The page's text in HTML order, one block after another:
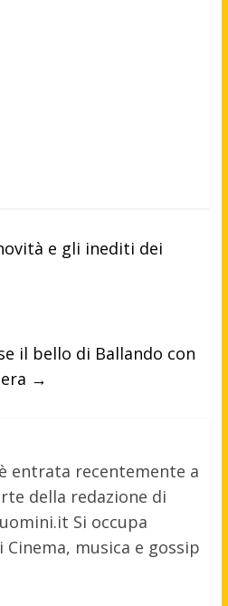
e gli inediti dei
il bello di Ballando con
→
entrata recentemente a
della redazione di
Si occupa
musica e gossip